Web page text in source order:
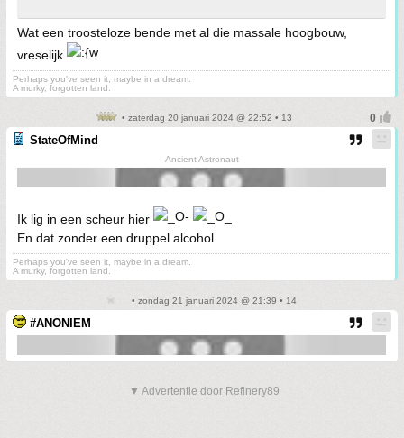
Wat een troosteloze bende met al die massale hoogbouw,
vreselijk
Perhaps you've seen it, maybe in a dream.
A murky, forgotten land.
• zaterdag 20 januari 2024 @ 22:52 • 13
StateOfMind
Ancient Astronaut
Ik lig in een scheur hier
En dat zonder een druppel alcohol.
Perhaps you've seen it, maybe in a dream.
A murky, forgotten land.
• zondag 21 januari 2024 @ 21:39 • 14
#ANONIEM
▼ Advertentie door Refinery89